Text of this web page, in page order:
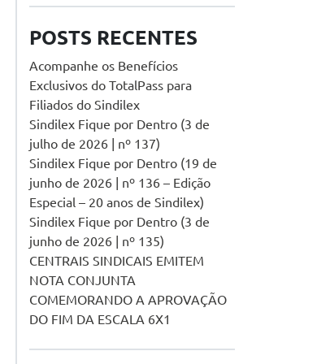
POSTS RECENTES
Acompanhe os Benefícios
Exclusivos do TotalPass para
Filiados do Sindilex
Sindilex Fique por Dentro (3 de
julho de 2026 | nº 137)
Sindilex Fique por Dentro (19 de
junho de 2026 | nº 136 – Edição
Especial – 20 anos de Sindilex)
Sindilex Fique por Dentro (3 de
junho de 2026 | nº 135)
CENTRAIS SINDICAIS EMITEM
NOTA CONJUNTA
COMEMORANDO A APROVAÇÃO
DO FIM DA ESCALA 6X1